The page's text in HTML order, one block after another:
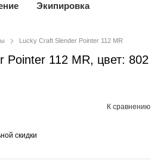
Экипировка
Lucky Craft Slender Pointer 112 MR
Pointer 112 MR, цвет: 802
К сравнению
скидки